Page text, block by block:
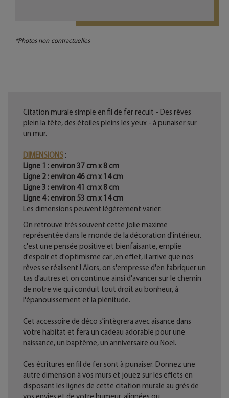
*Photos non-contractuelles
Citation murale simple en fil de fer recuit - Des rêves
plein la tête, des étoiles pleins les yeux - à punaiser sur
un mur.
DIMENSIONS :
Ligne 1 : environ 37 cm x 8 cm
Ligne 2 : environ 46 cm x 14 cm
Ligne 3 : environ 41 cm x 8 cm
Ligne 4 : environ 53 cm x 14 cm
Les dimensions peuvent légèrement varier.
On retrouve très souvent cette jolie maxime
représentée dans le monde de la décoration d'intérieur.
c'est une pensée positive et bienfaisante, emplie
d'espoir et d'optimisme car ,en effet, il arrive que nos
rêves se réalisent ! Alors, on s'empresse d'en fabriquer un
tas d'autres et on continue ainsi d'avancer sur le chemin
de notre vie qui conduit tout droit au bonheur, à
l'épanouissement et la plénitude.
Cet accessoire de déco s'intègrera avec aisance dans
votre habitat et fera un cadeau adorable pour une
naissance, un baptême, un anniversaire ou Noël.
Ces écritures en fil de fer sont à punaiser. Donnez une
autre dimension à vos murs et jouez sur les effets en
disposant les lignes de cette citation murale au grès de